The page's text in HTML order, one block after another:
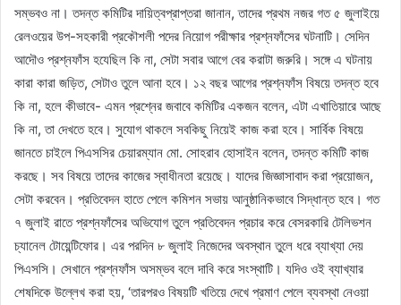
সম্ভবও না। তদন্ত কমিটির দায়িত্বপ্রাপ্তরা জানান, তাদের প্রথম নজর গত ৫ জুলাইয়ে
রেলওয়ের উপ-সহকারী প্রকৌশলী পদের নিয়োগ পরীক্ষার প্রশ্নফাঁসের ঘটনাটি। সেদিন
আদৌও প্রশ্নফাঁস হযেছিল কি না, সেটা সবার আগে বের করাটা জরুরি। সঙ্গে এ ঘটনায়
কারা কারা জড়িত, সেটাও তুলে আনা হবে। ১২ বছর আগের প্রশ্নফাঁস বিষয়ে তদন্ত হবে
কি না, হলে কীভাবে- এমন প্রশ্নের জবাবে কমিটির একজন বলেন, এটা এখাতিয়ারে আছে
কি না, তা দেখতে হবে। সুযোগ থাকলে সবকিছু নিয়েই কাজ করা হবে। সার্বিক বিষয়ে
জানতে চাইলে পিএসসির চেয়ারম্যান মো. সোহরাব হোসাইন বলেন, তদন্ত কমিটি কাজ
করছে। সব বিষয়ে তাদের কাজের স্বাধীনতা রয়েছে। যাদের জিজ্ঞাসাবাদ করা প্রয়োজন,
সেটা করবেন। প্রতিবেদন হাতে পেলে কমিশন সভায় আনুষ্ঠানিকভাবে সিদ্ধান্ত হবে। গত
৭ জুলাই রাতে প্রশ্নফাঁসের অভিযোগ তুলে প্রতিবেদন প্রচার করে বেসরকারি টেলিভশন
চ্যানেল টোয়েন্টিফোর। এর পরদিন ৮ জুলাই নিজেদের অবস্থান তুলে ধরে ব্যাখ্যা দেয়
পিএসসি। সেখানে প্রশ্নফাঁস অসম্ভব বলে দাবি করে সংস্থাটি। যদিও ওই ব্যাখ্যার
শেষদিকে উল্লেখ করা হয়, ‘তারপরও বিষয়টি খতিয়ে দেখে প্রমাণ পেলে ব্যবস্থা নেওয়া